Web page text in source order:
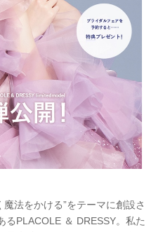
法をかける”をテーマに創設さ
るPLACOLE ＆ DRESSY。私た